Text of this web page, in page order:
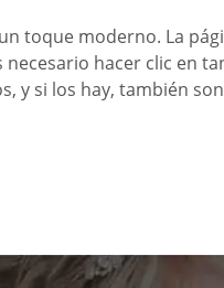
toque moderno. La
hacer clic en
y si los hay, también